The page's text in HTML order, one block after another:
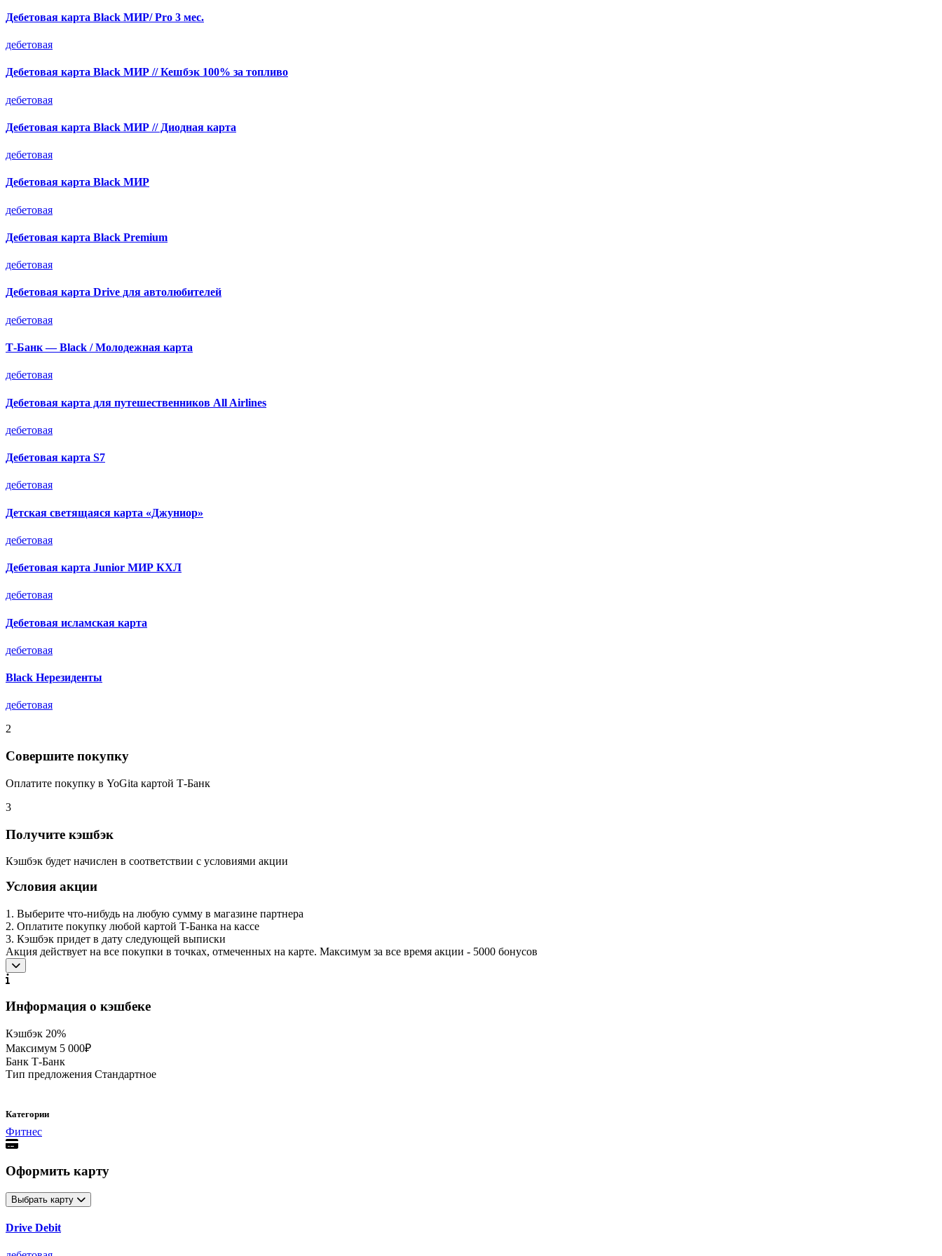
Дебетовая карта Black МИР/ Pro 3 мес.
дебетовая
Дебетовая карта Black МИР // Кешбэк 100% за топливо
дебетовая
Дебетовая карта Black МИР // Диодная карта
дебетовая
Дебетовая карта Black МИР
дебетовая
Дебетовая карта Black Premium
дебетовая
Дебетовая карта Drive для автолюбителей
дебетовая
Т-Банк — Black / Молодежная карта
дебетовая
Дебетовая карта для путешественников All Airlines
дебетовая
Дебетовая карта S7
дебетовая
Детская светящаяся карта «Джуниор»
дебетовая
Дебетовая карта Junior МИР КХЛ
дебетовая
Дебетовая исламская карта
дебетовая
Black Нерезиденты
дебетовая
2
Совершите покупку
Оплатите покупку в YoGita картой Т-Банк
3
Получите кэшбэк
Кэшбэк будет начислен в соответствии с условиями акции
Условия акции
1. Выберите что-нибудь на любую сумму в магазине партнера
2. Оплатите покупку любой картой T-Банка на кассе
3. Кэшбэк придет в дату следующей выписки
Акция действует на все покупки в точках, отмеченных на карте. Максимум за все время акции - 5000 бонусов
Информация о кэшбеке
Кэшбэк 20%
Максимум 5 000₽
Банк Т-Банк
Тип предложения Стандартное
Категории
Фитнес
Оформить карту
Выбрать карту
Drive Debit